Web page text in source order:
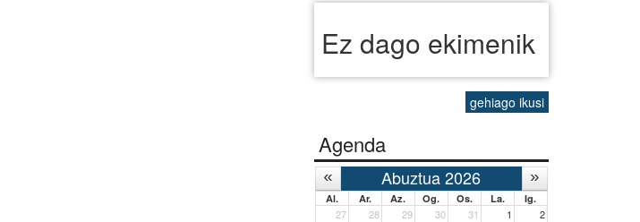
Ez dago ekimenik
gehiago ikusi
Agenda
Abuztua 2026
Al. Ar. Az. Og. Os. La. Ig.
27 28 29 30 31 1 2